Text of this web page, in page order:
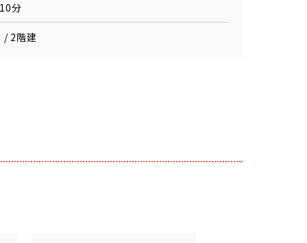
分
/ 2階建